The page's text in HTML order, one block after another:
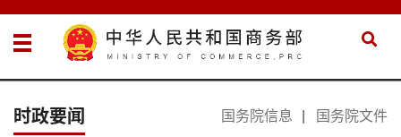
时政要闻 国务院信息 | 国务院文件